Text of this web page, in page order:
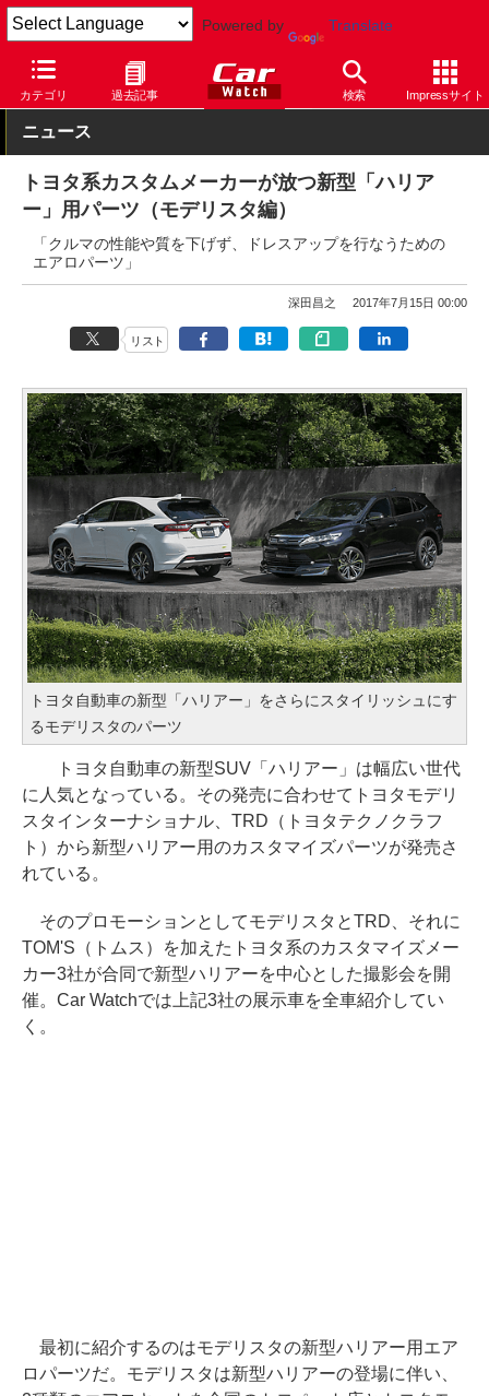
Powered by Translate
カテゴリ 過去記事 検索 Impressサイト
Car Watch 自動車 トヨタ ハリアー
ニュース
トヨタ系カスタムメーカーが放つ新型「ハリア
ー」用パーツ（モデリスタ編）
「クルマの性能や質を下げず、ドレスアップを行なうための
エアロパーツ」
深田昌之 2017年7月15日 00:00
リスト
トヨタ自動車の新型「ハリアー」をさらにスタイリッシュにす
るモデリスタのパーツ
トヨタ自動車の新型SUV「ハリアー」は幅広い世代
に人気となっている。その発売に合わせてトヨタモデリ
スタインターナショナル、TRD（トヨタテクノクラフ
ト）から新型ハリアー用のカスタマイズパーツが発売さ
れている。
そのプロモーションとしてモデリスタとTRD、それに
TOM'S（トムス）を加えたトヨタ系のカスタマイズメー
カー3社が合同で新型ハリアーを中心とした撮影会を開
催。Car Watchでは上記3社の展示車を全車紹介してい
く。
最初に紹介するのはモデリスタの新型ハリアー用エア
ロパーツだ。モデリスタは新型ハリアーの登場に伴い、